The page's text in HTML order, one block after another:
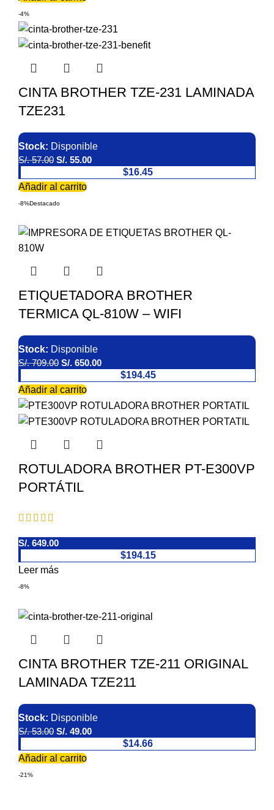
-4%
CINTA BROTHER TZE-231 LAMINADA
TZE231
Stock: Disponible
S/.57.00 S/. 55.00
$16.45
Añadir al carrito
-8%Destacado
ETIQUETADORA BROTHER
TERMICA QL-810W – WIFI
Stock: Disponible
S/.709.00 S/. 650.00
$194.45
Añadir al carrito
ROTULADORA BROTHER PT-E300VP
PORTÁTIL
S/. 649.00
$194.15
Leer más
-8%
CINTA BROTHER TZE-211 ORIGINAL
LAMINADA TZE211
Stock: Disponible
S/.53.00 S/. 49.00
$14.66
Añadir al carrito
-21%